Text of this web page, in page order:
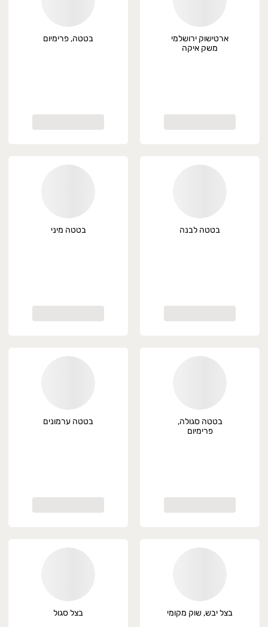
ארטישוק ירושלמי
משק איקה
בטטה, פרימיום
בטטה לבנה בטטה מיני
בטטה סגולה,
פרימיום
בטטה ערמונים
בצל יבש, שוק מקומי בצל סגול